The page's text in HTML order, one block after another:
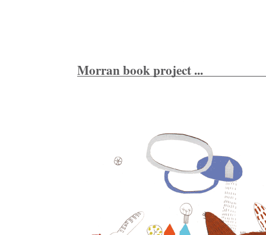
Morran book project ...